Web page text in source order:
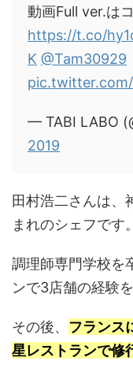
動画Full ver.は
https://t.co/
K @Tam30929
— TABI LABO
2019
田村浩二さんは、
まれのシェフです。
調理師専門学校を
ンで3店舗の経験
その後、 フランス
星レストランで修